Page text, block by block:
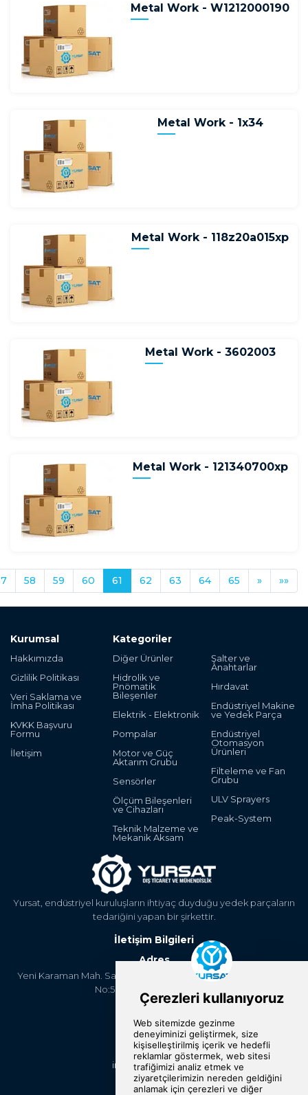
Metal Work - W1212000190
Metal Work - 1x34
Metal Work - 118z20a015xp
Metal Work - 3602003
Metal Work - 121340700xp
58 59 60 61 62 63 64 65 » »»
Yursat, endüstriyel kuruluşların ihtiyaç duyduğu yedek parçaların
tedariğini yapan bir şirkettir.
Kurumsal
Hakkımızda
Gizlilik Politikası
Veri Saklama ve
İmha Politikası
KVKK Başvuru
Formu
İletişim
Kategoriler
Diğer Ürünler
Hidrolik ve
Pnömatik
Bileşenler
Elektrik - Elektronik
Pompalar
Motor ve Güç
Aktarım Grubu
Sensörler
Ölçüm Bileşenleri
ve Cihazları
Teknik Malzeme ve
Mekanik Aksam
Şalter ve
Anahtarlar
Hırdavat
Endüstriyel Makine
ve Yedek Parça
Endüstriyel
Otomasyon
Ürünleri
Filteleme ve Fan
Grubu
ULV Sprayers
Peak-System
İletişim Bilgileri
Adres
Yeni Karaman Mah. Sanayi Cad. 4. Kantar Sok. Asya Plaza Kat:5
No:505 Osmangazi/BURSA
+90 224 2400304
E-Posta
info@yursat.com.tr
Bizi Takip Edin